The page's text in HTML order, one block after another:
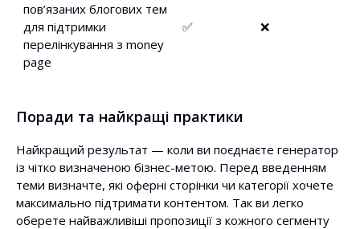
пов’язаних блогових тем
для підтримки
перелінкування з money
page
✅ ❌
Поради та найкращі практики
Найкращий результат — коли ви поєднаєте генератор
із чітко визначеною бізнес-метою. Перед введенням
теми визначте, які оферні сторінки чи категорії хочете
максимально підтримати контентом. Так ви легко
оберете найважливіші пропозиції з кожного сегменту